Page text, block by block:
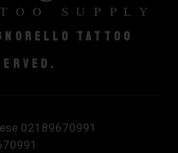
Tattoo
02189670991